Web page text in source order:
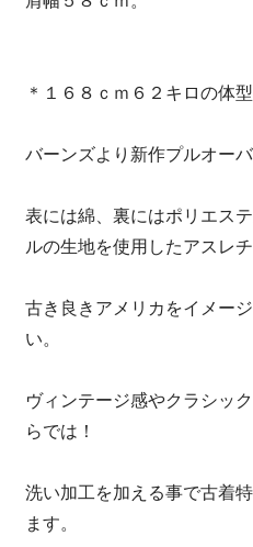
＊１６８ｃｍ６２キロの体
バーンズより新作プルオー
表には綿、裏にはポリエス
ルの生地を使用したアスレ
古き良きアメリカをイメー
い。
ヴィンテージ感やクラシッ
らでは！
洗い加工を加える事で古着
ます。